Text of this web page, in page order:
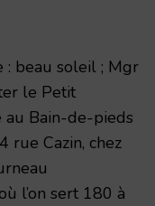
beau soleil ; Mgr
le Petit
au Bain-de-pieds
rue Cazin, chez
l’on sert 180 à